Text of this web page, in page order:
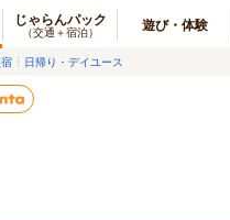
じゃらんパック
（交通＋宿泊） 遊び・体験
日帰り・デイユース